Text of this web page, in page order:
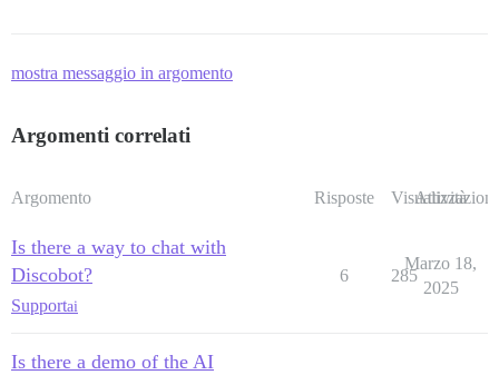
mostra messaggio in argomento
Argomenti correlati
Argomento Risposte Visualizzazioni
Attività
Is there a way to chat with
Discobot?
Supportai
6 285
Marzo 18,
2025
Is there a demo of the AI